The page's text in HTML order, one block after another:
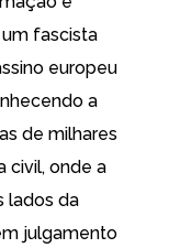
um fascista
europeu
a
de milhares
civil, onde a
lados da
julgamento